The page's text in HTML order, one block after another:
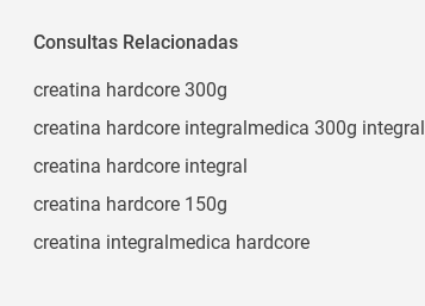
Consultas Relacionadas
creatina hardcore 300g
creatina hardcore integralmedica 300g integral
creatina hardcore integral
creatina hardcore 150g
creatina integralmedica hardcore